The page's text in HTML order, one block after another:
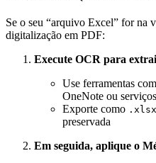
Se o seu “arquivo Excel” for na
digitalização em PDF:
Execute OCR para
Use ferramentas
OneNote ou
Exporte como .xlsx
preservada
Em seguida, aplique o